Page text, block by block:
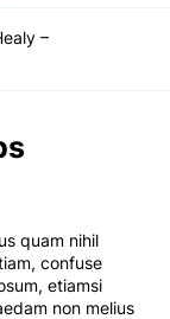
–
quam nihil
confuse
etiamsi
non melius